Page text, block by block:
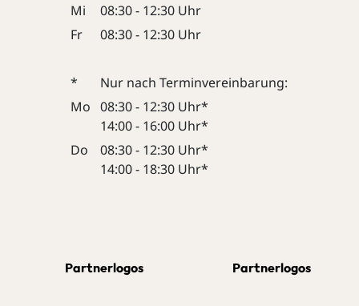
Mi
08:30 - 12:30 Uhr
Fr
08:30 - 12:30 Uhr
*
Nur nach Terminvereinbarung:
Mo 08:30 - 12:30 Uhr*
14:00 - 16:00 Uhr*
Do
08:30 - 12:30 Uhr*
14:00 - 18:30 Uhr*
Partnerlogos Partnerlogos